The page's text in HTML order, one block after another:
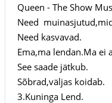
Queen - The Show
Need
Need kasvavad.
Ema,ma lendan.Ma ei
See saade jätkub.
Sõbrad,väljas koidab.
3.Kuninga Lend.